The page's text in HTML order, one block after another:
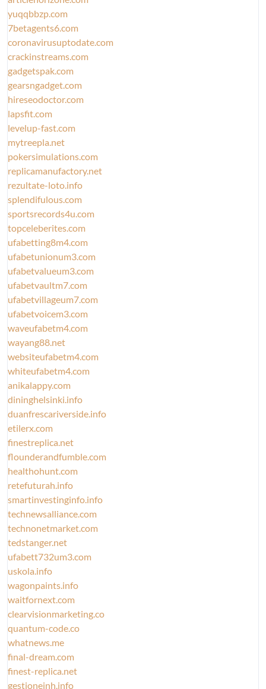
yuqqbbzp.com
7betagents6.com
coronavirusuptodate.com
crackinstreams.com
gadgetspak.com
gearsngadget.com
hireseodoctor.com
lapsfit.com
levelup-fast.com
mytreepla.net
pokersimulations.com
replicamanufactory.net
rezultate-loto.info
splendifulous.com
sportsrecords4u.com
topceleberites.com
ufabetting8m4.com
ufabetunionum3.com
ufabetvalueum3.com
ufabetvaultm7.com
ufabetvillageum7.com
ufabetvoicem3.com
waveufabetm4.com
wayang88.net
websiteufabetm4.com
whiteufabetm4.com
anikalappy.com
dininghelsinki.info
duanfrescariverside.info
etilerx.com
finestreplica.net
flounderandfumble.com
healthohunt.com
retefuturah.info
smartinvestinginfo.info
technewsalliance.com
technonetmarket.com
tedstanger.net
ufabett732um3.com
uskola.info
wagonpaints.info
waitfornext.com
clearvisionmarketing.co
quantum-code.co
whatnews.me
final-dream.com
finest-replica.net
gestioneinh.info